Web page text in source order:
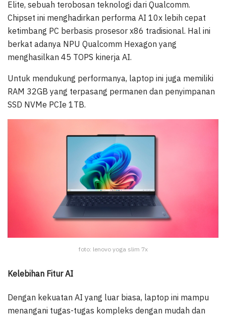
Elite, sebuah terobosan teknologi dari Qualcomm.
Chipset ini menghadirkan performa AI 10x lebih cepat
ketimbang PC berbasis prosesor x86 tradisional. Hal ini
berkat adanya NPU Qualcomm Hexagon yang
menghasilkan 45 TOPS kinerja AI.
Untuk mendukung performanya, laptop ini juga memiliki
RAM 32GB yang terpasang permanen dan penyimpanan
SSD NVMe PCIe 1TB.
foto: lenovo yoga slim 7x
Kelebihan Fitur AI
Dengan kekuatan AI yang luar biasa, laptop ini mampu
menangani tugas-tugas kompleks dengan mudah dan